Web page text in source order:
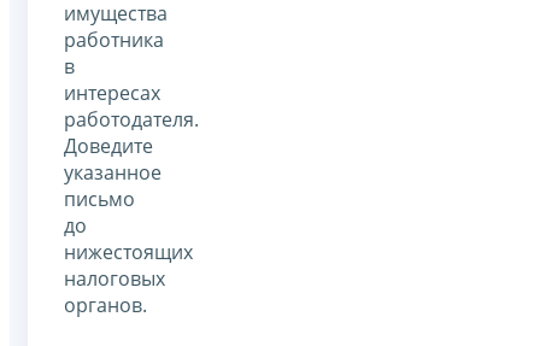
имущества
работника
в
интересах
работодателя.
Доведите
указанное
письмо
до
нижестоящих
налоговых
органов.